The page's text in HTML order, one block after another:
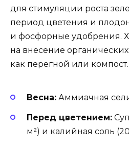
для стимуляции роста
период цветения и
и фосфорные удобрения.
на внесение
как перегной или компост.
Весна: Аммиачная
Перед цветением:
м²) и калийная соль